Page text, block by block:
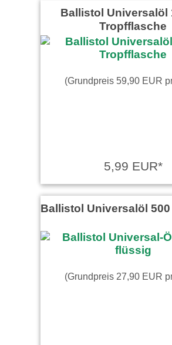
Ballistol Universalöl
Tropfflasche
(Grundpreis 59,90 EUR
5,99 EUR*
Ballistol Universalöl
(Grundpreis 27,90 EUR